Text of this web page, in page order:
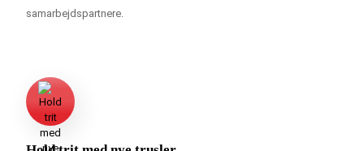
samarbejdspartnere.